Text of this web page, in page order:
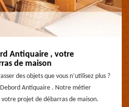
Antiquaire , votre
de maison
des objets que vous n’utilisez plus ?
Debord Antiquaire . Notre métier
votre projet de débarras de maison.